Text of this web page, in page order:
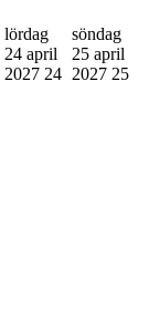
lördag
24 april
2027 24
söndag
25 april
2027 25